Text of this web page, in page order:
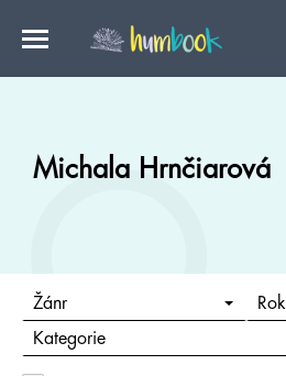
Michala Hrnčiarová
Žánr Rok
Kategorie